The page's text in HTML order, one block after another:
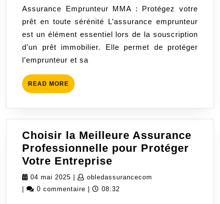
Protégez
votre
prêt
en
toute
sérénité
Assurance Emprunteur MMA : Protégez votre
prêt en toute sérénité L’assurance emprunteur
est un élément essentiel lors de la souscription
d’un prêt immobilier. Elle permet de protéger
l’emprunteur et sa
READ MORE READ
MORE
Choisir la Meilleure Assurance
Professionnelle pour Protéger
Votre Entreprise
la
Meilleure
04 mai 2025 04
mai
obledassurancecom
0 commentaire 08:32